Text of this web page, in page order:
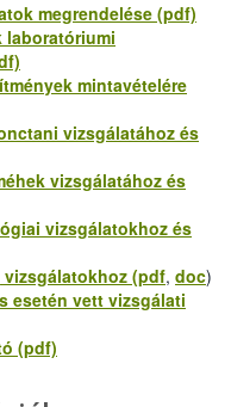
megrendelése (pdf)
laboratóriumi
mintavételére
vizsgálatához és
vizsgálatához és
vizsgálatokhoz és
vizsgálatokhoz (pdf, doc)
esetén vett vizsgálati
(pdf)